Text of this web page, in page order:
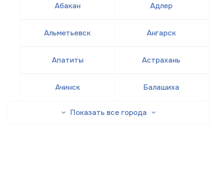
Абакан Адлер
Альметьевск Ангарск
Апатиты Астрахань
Ачинск Балашиха
Показать все города